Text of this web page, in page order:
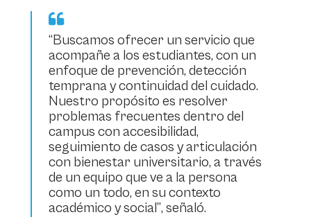
“Buscamos ofrecer un servicio que
acompañe a los estudiantes, con un
enfoque de prevención, detección
temprana y continuidad del cuidado.
Nuestro propósito es resolver
problemas frecuentes dentro del
campus con accesibilidad,
seguimiento de casos y articulación
con bienestar universitario, a través
de un equipo que ve a la persona
como un todo, en su contexto
académico y social”, señaló.